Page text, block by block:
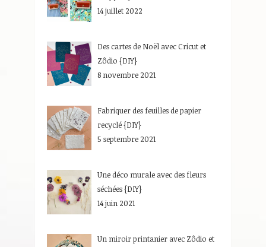
14 juillet 2022
Des cartes de Noël avec Cricut et
Zôdio {DIY}
8 novembre 2021
Fabriquer des feuilles de papier
recyclé {DIY}
5 septembre 2021
Une déco murale avec des fleurs
séchées {DIY}
14 juin 2021
Un miroir printanier avec Zôdio et